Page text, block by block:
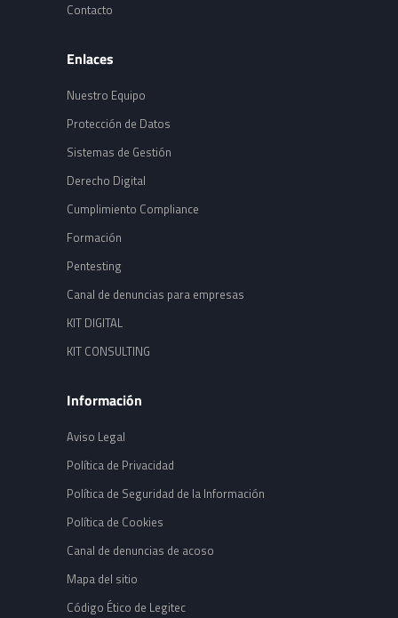
Contacto
Enlaces
Nuestro Equipo
Protección de Datos
Sistemas de Gestión
Derecho Digital
Cumplimiento Compliance
Formación
Pentesting
Canal de denuncias para empresas
KIT DIGITAL
KIT CONSULTING
Información
Aviso Legal
Política de Privacidad
Política de Seguridad de la Información
Política de Cookies
Canal de denuncias de acoso
Mapa del sitio
Código Ético de Legitec